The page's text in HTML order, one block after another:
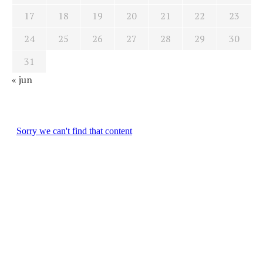
17
18 19 20 21 22
23
24
25 26 27 28 29
30
31
« jun